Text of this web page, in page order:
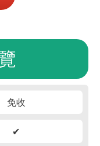
免收
✔